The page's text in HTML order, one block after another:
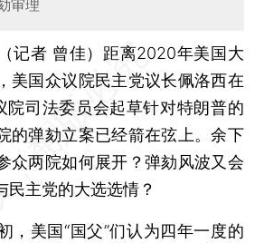
审理
记者 曾佳） 距离2020年美国大
美国众议院民主党议长佩洛西在
院司法委员会起草针对特朗普的
的弹劾立案已经箭在弦上。余下
众两院如何展开？弹劾风波又会
民主党的大选选情？
美国“国父”们认为四年一度的